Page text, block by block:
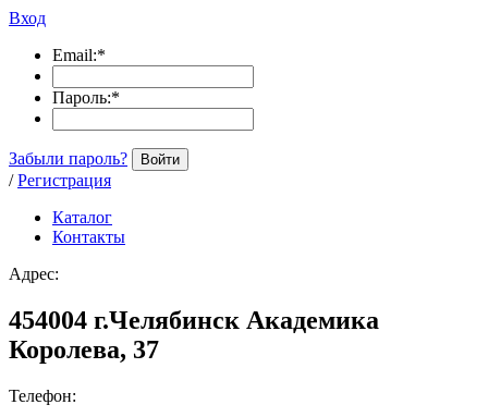
Вход
Email:*
Пароль:*
Забыли пароль? Войти
/ Регистрация
Каталог
Контакты
Адрес:
454004 г.Челябинск Академика
Королева, 37
Телефон: